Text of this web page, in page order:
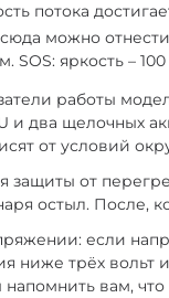
потока
можно отнести
SOS: яркость –
работы
и два щелочных
от условий
от
остыл. После,
если
ниже трёх вольт
вам,